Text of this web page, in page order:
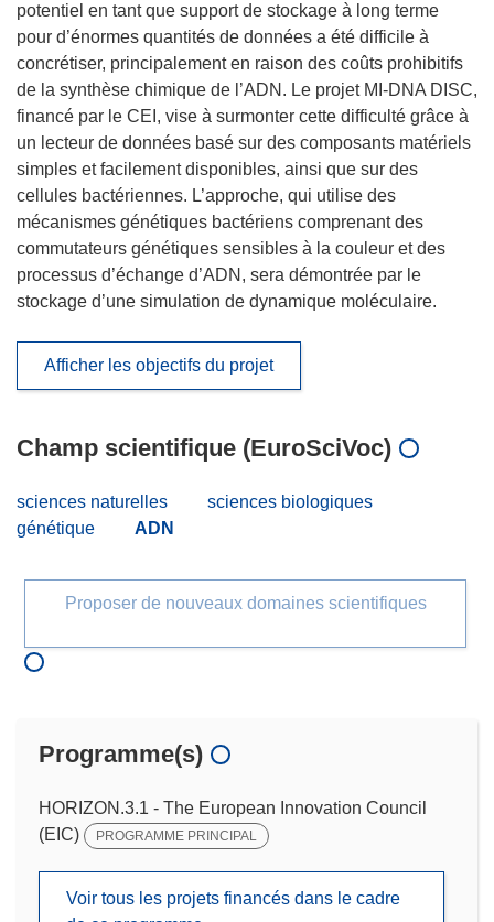
potentiel en tant que support de stockage à long terme
pour d’énormes quantités de données a été difficile à
concrétiser, principalement en raison des coûts prohibitifs
de la synthèse chimique de l’ADN. Le projet MI-DNA DISC,
financé par le CEI, vise à surmonter cette difficulté grâce à
un lecteur de données basé sur des composants matériels
simples et facilement disponibles, ainsi que sur des
cellules bactériennes. L’approche, qui utilise des
mécanismes génétiques bactériens comprenant des
commutateurs génétiques sensibles à la couleur et des
processus d’échange d’ADN, sera démontrée par le
stockage d’une simulation de dynamique moléculaire.
Afficher les objectifs du projet
Champ scientifique (EuroSciVoc)
sciences naturelles
sciences biologiques
génétique
ADN
Proposer de nouveaux domaines scientifiques
Programme(s)
HORIZON.3.1 - The European Innovation Council
(EIC)
PROGRAMME PRINCIPAL
Voir tous les projets financés dans le cadre